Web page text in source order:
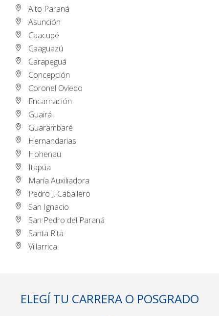
Alto Paraná
Asunción
Caacupé
Caaguazú
Carapeguá
Concepción
Coronel Oviedo
Encarnación
Guairá
Guarambaré
Hernandarias
Hohenau
Itapúa
María Auxiliadora
Pedro J. Caballero
San Ignacio
San Pedro del Paraná
Santa Rita
Villarrica
ELEGÍ TU CARRERA O POSGRADO